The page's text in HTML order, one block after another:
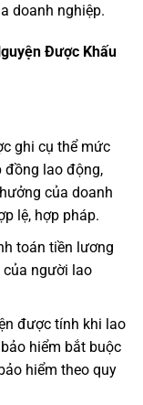
doanh nghiệp.
Được Khấu
ghi cụ thể mức
đồng lao động,
của doanh
lệ, hợp pháp.
toán tiền lương
người lao
được tính khi lao
hiểm bắt buộc
hiểm theo quy